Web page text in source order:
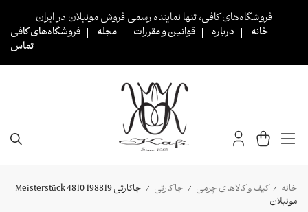
فروشگاه‌های کافی، تنها نماینده رسمی فروش مونبلان در ایران
خانه
درباره قوانین و مقررات مجله
فروشگاه‌های کافی
تماس
خانه / کیف و کالاهای چرمی / جا کارتی /
جاکارتی 198819 Meisterstück 4810
مونبلان